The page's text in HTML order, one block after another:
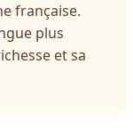
française.
plus
et sa